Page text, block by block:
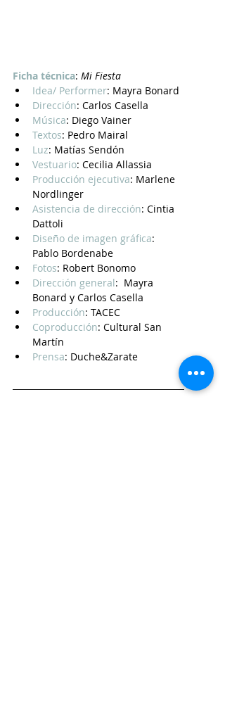
Ficha técnica: Mi Fiesta
Idea/ Performer: Mayra Bonard
Dirección: Carlos Casella
Música: Diego Vainer
Textos: Pedro Mairal
Luz: Matías Sendón
Vestuario: Cecilia Allassia
Producción ejecutiva: Marlene
Nordlinger
Asistencia de dirección: Cintia
Dattoli
Diseño de imagen gráfica:
Pablo Bordenabe
Fotos: Robert Bonomo
Dirección general:  Mayra
Bonard y Carlos Casella
Producción: TACEC
Coproducción: Cultural San
Martín
Prensa: Duche&Zarate